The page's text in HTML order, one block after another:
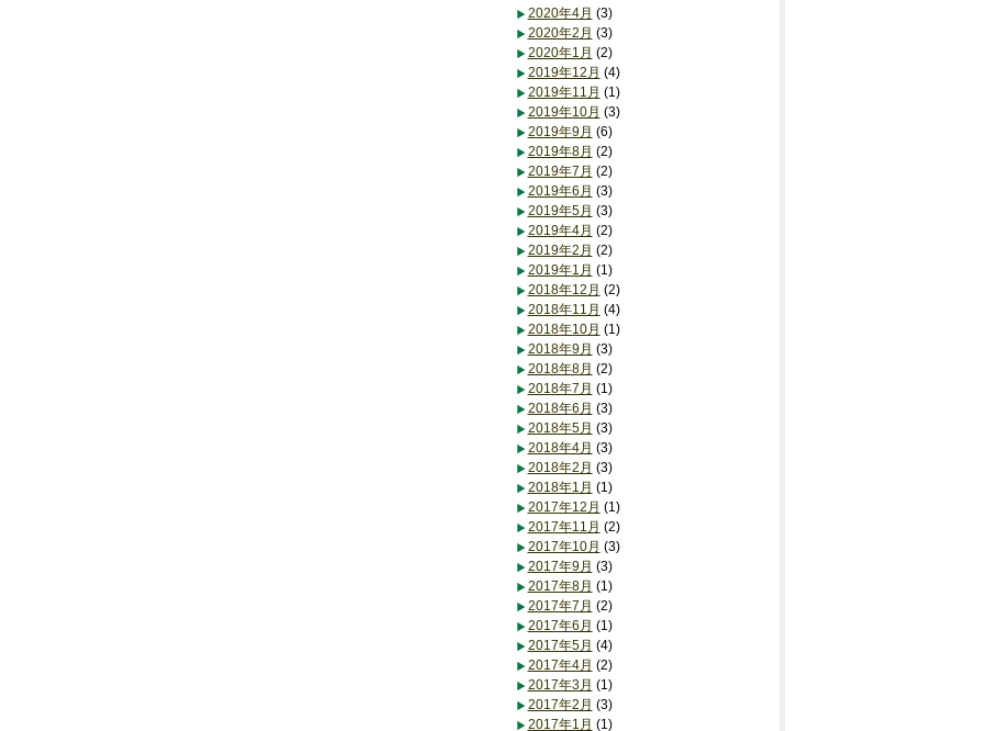
2020年4月 (3)
2020年2月 (3)
2020年1月 (2)
2019年12月 (4)
2019年11月 (1)
2019年10月 (3)
2019年9月 (6)
2019年8月 (2)
2019年7月 (2)
2019年6月 (3)
2019年5月 (3)
2019年4月 (2)
2019年2月 (2)
2019年1月 (1)
2018年12月 (2)
2018年11月 (4)
2018年10月 (1)
2018年9月 (3)
2018年8月 (2)
2018年7月 (1)
2018年6月 (3)
2018年5月 (3)
2018年4月 (3)
2018年2月 (3)
2018年1月 (1)
2017年12月 (1)
2017年11月 (2)
2017年10月 (3)
2017年9月 (3)
2017年8月 (1)
2017年7月 (2)
2017年6月 (1)
2017年5月 (4)
2017年4月 (2)
2017年3月 (1)
2017年2月 (3)
2017年1月 (1)